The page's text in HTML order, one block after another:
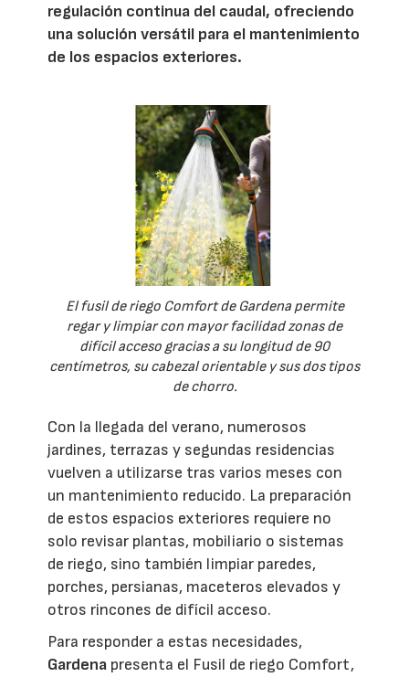
regulación continua del caudal, ofreciendo
una solución versátil para el mantenimiento
de los espacios exteriores.
El fusil de riego Comfort de Gardena permite
regar y limpiar con mayor facilidad zonas de
difícil acceso gracias a su longitud de 90
centímetros, su cabezal orientable y sus dos tipos
de chorro.
Con la llegada del verano, numerosos
jardines, terrazas y segundas residencias
vuelven a utilizarse tras varios meses con
un mantenimiento reducido. La preparación
de estos espacios exteriores requiere no
solo revisar plantas, mobiliario o sistemas
de riego, sino también limpiar paredes,
porches, persianas, maceteros elevados y
otros rincones de difícil acceso.
Para responder a estas necesidades,
Gardena presenta el Fusil de riego Comfort,